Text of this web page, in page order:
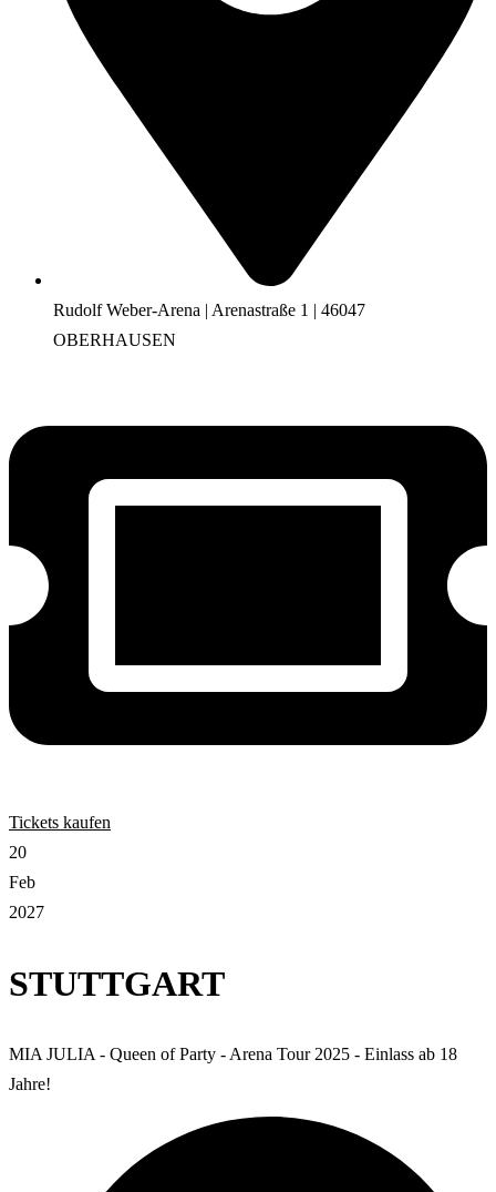
Rudolf Weber-Arena | Arenastraße 1 | 46047
OBERHAUSEN
Tickets kaufen
20
Feb
2027
STUTTGART
MIA JULIA - Queen of Party - Arena Tour 2025 - Einlass ab 18
Jahre!